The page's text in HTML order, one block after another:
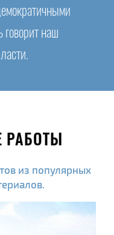
говорит наш
из популярных